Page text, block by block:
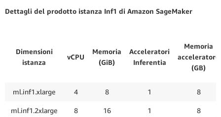
Dettagli del prodotto istanza Inf1 di Amazon SageMaker
Dimensioni
istanza
vCPU
Memoria
(GiB)
Acceleratori
Inferentia
Memoria
acceleratore
(GB)
ml.inf1.xlarge 4 8 1 8
ml.inf1.2xlarge 8 16 1 8